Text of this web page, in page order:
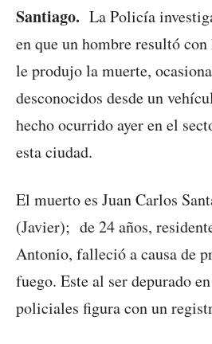
Santiago. La Policía
en que un hombre resultó
le produjo la muerte,
desconocidos desde un
hecho ocurrido ayer en el
esta ciudad.
El muerto es Juan Carlos
(Javier); de 24 años,
Antonio, falleció a causa de
fuego. Este al ser depurado
policiales figura con un